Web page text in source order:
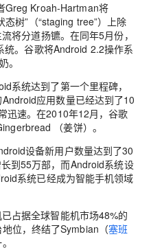
Greg Kroah-Hartman将
树”（“staging tree”）上除
将分道扬镳。在同年5月份，
统。谷歌将Android 2.2操作系
。
系统达到了第一个里程碑，
应用数量已经达到了10
迅速。在2010年12月，谷歌
（姜饼）。
设备新用户数量达到了30
到55万部，而Android系统设
系统已经成为智能手机领域
占据全球智能机市场48%的
位，终结了Symbian（塞班